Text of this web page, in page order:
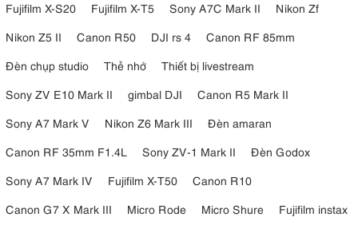
Fujifilm X-S20
Fujifilm X-T5 Sony A7C Mark II
Nikon Zf
Nikon Z5 II
Canon R50 DJI rs 4
Canon RF 85mm
Đèn chụp studio
Thẻ nhớ
Thiết bị livestream
Sony ZV E10 Mark II
gimbal DJI
Canon R5 Mark II
Sony A7 Mark V
Nikon Z6 Mark III
Đèn amaran
Canon RF 35mm F1.4L
Sony ZV-1 Mark II
Đèn Godox
Sony A7 Mark IV
Fujifilm X-T50
Canon R10
Canon G7 X Mark III
Micro Rode Micro Shure
Fujifilm instax